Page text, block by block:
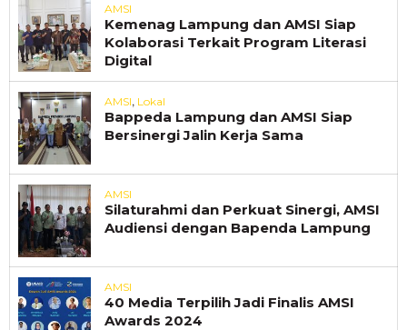
AMSI
Kemenag Lampung dan AMSI Siap
Kolaborasi Terkait Program Literasi
Digital
AMSI, Lokal
Bappeda Lampung dan AMSI Siap
Bersinergi Jalin Kerja Sama
AMSI
Silaturahmi dan Perkuat Sinergi, AMSI
Audiensi dengan Bapenda Lampung
AMSI
40 Media Terpilih Jadi Finalis AMSI
Awards 2024